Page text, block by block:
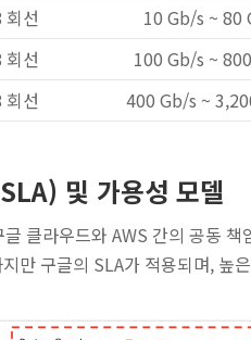
회선 10 Gb/s ~ 80
회선 100 Gb/s ~
회선 400 Gb/s ~
및 가용성 모델
라우드와 AWS 간의 공동 책
만 구글의 SLA가 적용되며, 높